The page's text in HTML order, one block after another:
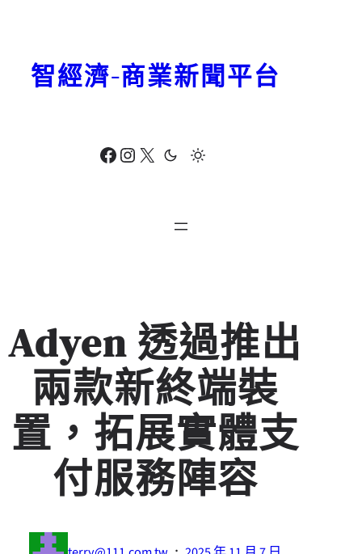
Facebook Instagram X
智經濟-商業新聞平台
Adyen 透過推出
兩款新終端裝
置，拓展實體支
付服務陣容